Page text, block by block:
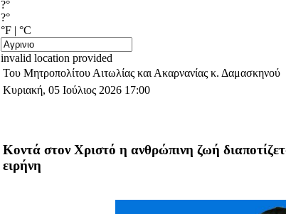
?°
?°
°F | °C
invalid location provided
Του Μητροπολίτου Αιτωλίας και Ακαρνανίας κ. Δαμασκηνού
Κυριακή, 05 Ιούλιος 2026 17:00
Κοντά στον Χριστό η ανθρώπινη ζωή
ειρήνη